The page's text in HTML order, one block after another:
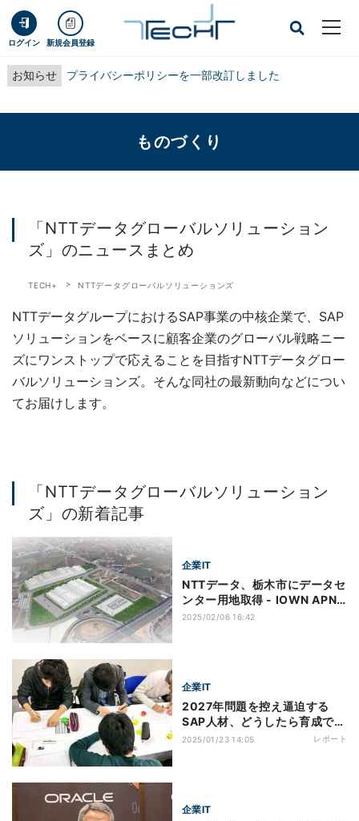
ログイン 新規会員登録
お知らせ プライバシーポリシーを一部改訂しました
ものづくり
「NTTデータグローバルソリューション
ズ」のニュースまとめ
TECH+ NTTデータグローバルソリューションズ
NTTデータグループにおけるSAP事業の中核企業で、SAP
ソリューションをベースに顧客企業のグローバル戦略ニー
ズにワンストップで応えることを目指すNTTデータグロー
バルソリューションズ。そんな同社の最新動向などについ
てお届けします。
「NTTデータグローバルソリューション
ズ」の新着記事
企業IT
NTTデータ、栃木市にデータセ
ンター用地取得 - IOWN APN
も実装予定
2025/02/06 16:42
企業IT
2027年問題を控え逼迫する
SAP人材、どうしたら育成でき
るのか
2025/01/23 14:05 レポート
企業IT